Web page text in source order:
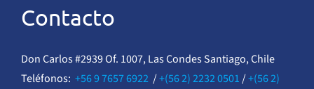
Contacto
Don Carlos #2939 Of. 1007, Las Condes Santiago, Chile
Teléfonos: +56 9 7657 6922/+(56 2) 2232 0501/+(56 2)